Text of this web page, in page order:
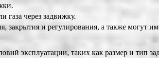
газа через задвижку.
закрытия и регулирования, а также могут
эксплуатации, таких как размер и тип